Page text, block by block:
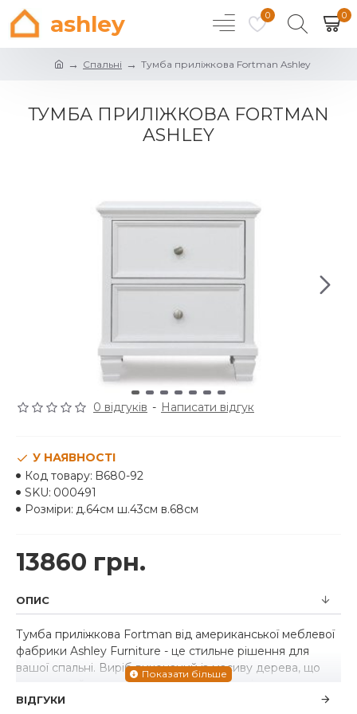
ashley 0 0
Спальні Тумба приліжкова Fortman Ashley
ТУМБА ПРИЛІЖКОВА FORTMAN
ASHLEY
0 відгуків - Написати відгук
13860 грн.
У НАЯВНОСТІ
Код товару: B680-92
SKU: 000491
Розміри: д.64см ш.43см в.68см
ОПИС
Тумба приліжкова Fortman від американської меблевої
фабрики Ashley Furniture - це стильне рішення для
вашої спальні. Виріб виконаний із масиву дерева, що
дозволить йому радувати власників довгі роки.
Тумбочка Fortman, що випромінює позачасовий
ВІДГУКИ